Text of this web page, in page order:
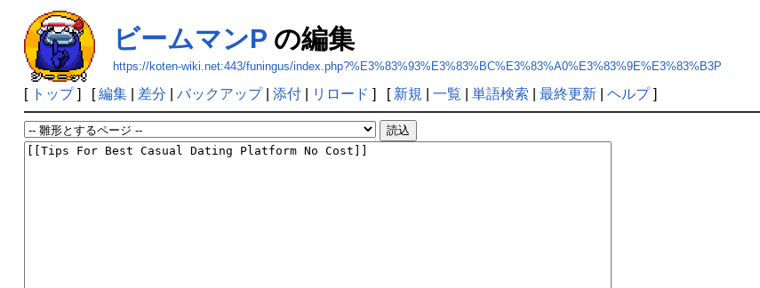
ビームマンPの編集
https://koten-wiki.net:443/funingus/index.php?%E3%83%93%E3%83%BC%E3%83%A0%E3%83%9E%E3%83%B3P
[ トップ] [編集| 差分 バックアップ| 添付| リロード ] [ 新規 一覧 単語検索 最終更新| ヘルプ]